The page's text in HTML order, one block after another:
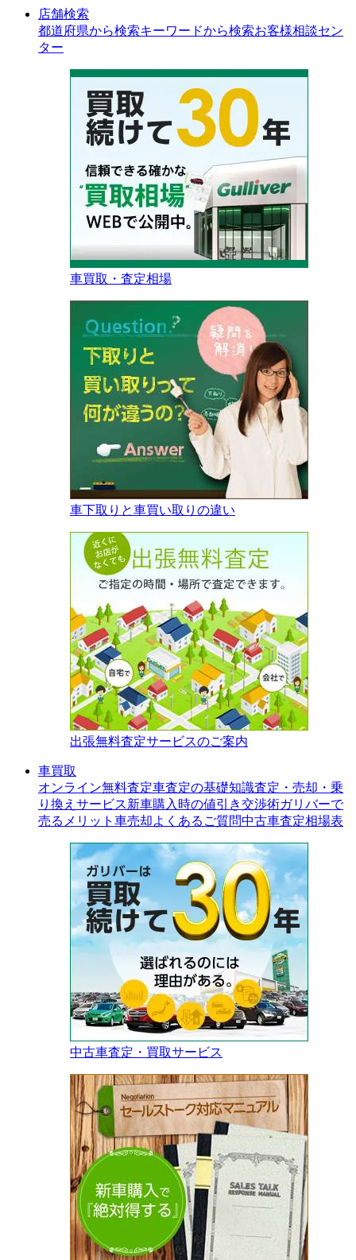
店舗検索
都道府県から検索キーワードから検索お客様相談セン
ター
車買取・査定相場
車下取りと車買い取りの違い
出張無料査定サービスのご案内
車買取
オンライン無料査定車査定の基礎知識査定・売却・乗
り換えサービス新車購入時の値引き交渉術ガリバーで
売るメリット 車売却よくあるご質問中古車査定相場表
中古車査定・買取サービス